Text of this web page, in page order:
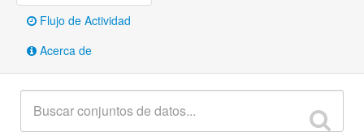
Flujo de Actividad
Acerca de